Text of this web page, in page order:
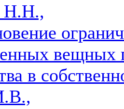
Н.Н.,
вещных
в